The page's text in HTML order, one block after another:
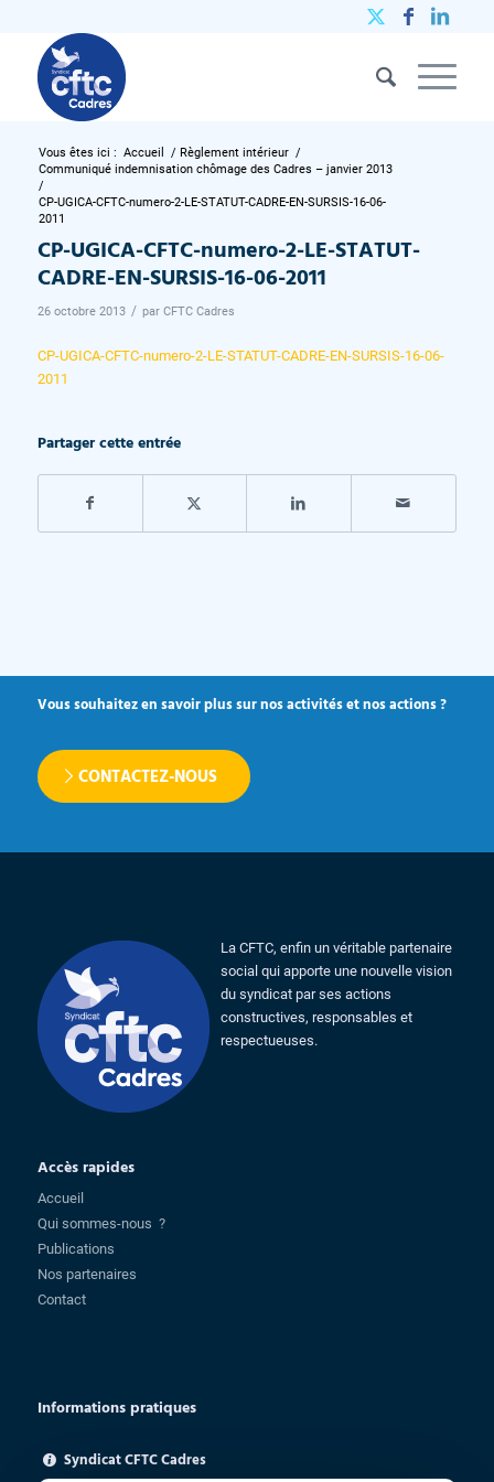
Vous êtes ici : Accueil / Règlement intérieur /
Communiqué indemnisation chômage des Cadres – janvier 2013
/
CP-UGICA-CFTC-numero-2-LE-STATUT-CADRE-EN-SURSIS-16-06-
2011
CP-UGICA-CFTC-numero-2-LE-STATUT-
CADRE-EN-SURSIS-16-06-2011
26 octobre 2013 / par CFTC Cadres
CP-UGICA-CFTC-numero-2-LE-STATUT-CADRE-EN-SURSIS-16-06-
2011
Partager cette entrée
Vous souhaitez en savoir plus sur nos activités et nos actions ?
CONTACTEZ-NOUS
La CFTC, enfin un véritable partenaire
social qui apporte une nouvelle vision
du syndicat par ses actions
constructives, responsables et
respectueuses.
Accès rapides
Accueil
Qui sommes-nous ?
Publications
Nos partenaires
Contact
Informations pratiques
Syndicat CFTC Cadres